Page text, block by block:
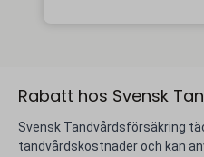
Rabatt hos Svensk
Svensk Tandvårdsförsäkring
tandvårdskostnader och kan